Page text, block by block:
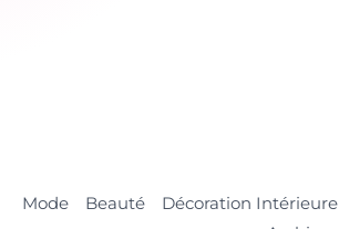
Mode Beauté Décoration Intérieure